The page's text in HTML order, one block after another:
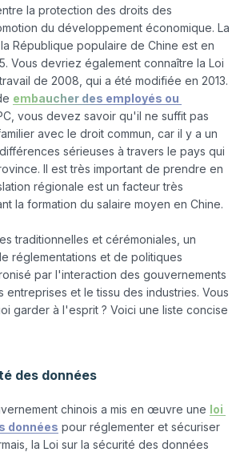
la protection des droits des
du développement économique. La
République populaire de Chine est en
Vous devriez également connaître la Loi
de 2008, qui a été modifiée en 2013.
embaucher des employés ou
vous devez savoir qu'il ne suffit pas
avec le droit commun, car il y a un
sérieuses à travers le pays qui
Il est très important de prendre en
régionale est un facteur très
la formation du salaire moyen en Chine.
traditionnelles et cérémoniales, un
réglementations et de politiques
par l'interaction des gouvernements
et le tissu des industries. Vous
garder à l'esprit ? Voici une liste concise
des données
chinois a mis en œuvre une loi
données pour réglementer et sécuriser
la Loi sur la sécurité des données